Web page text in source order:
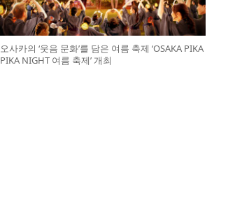
오사카의 ‘웃음 문화’를 담은 여름 축제 ‘OSAKA PIKA
PIKA NIGHT 여름 축제’ 개최